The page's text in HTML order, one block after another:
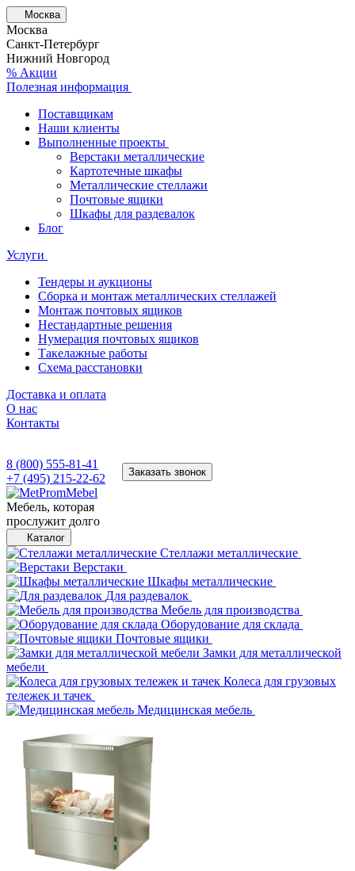
Москва
Москва
Санкт-Петербург
Нижний Новгород
% Акции
Полезная информация
Поставщикам
Наши клиенты
Выполненные проекты
Верстаки металлические
Картотечные шкафы
Металлические стеллажи
Почтовые ящики
Шкафы для раздевалок
Блог
Услуги
Тендеры и аукционы
Сборка и монтаж металлических стеллажей
Монтаж почтовых ящиков
Нестандартные решения
Нумерация почтовых ящиков
Такелажные работы
Схема расстановки
Доставка и оплата
О нас
Контакты
8 (800) 555-81-41
+7 (495) 215-22-62
Заказать звонок
Мебель, которая
прослужит долго
Каталог
Стеллажи металлические
Верстаки
Шкафы металлические
Для раздевалок
Мебель для производства
Оборудование для склада
Почтовые ящики
Замки для металлической
мебели
Колеса для грузовых
тележек и тачек
Медицинская мебель